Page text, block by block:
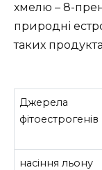
хмелю – 8-
природні
таких
Джерела
фітоестрогенів
насіння льону